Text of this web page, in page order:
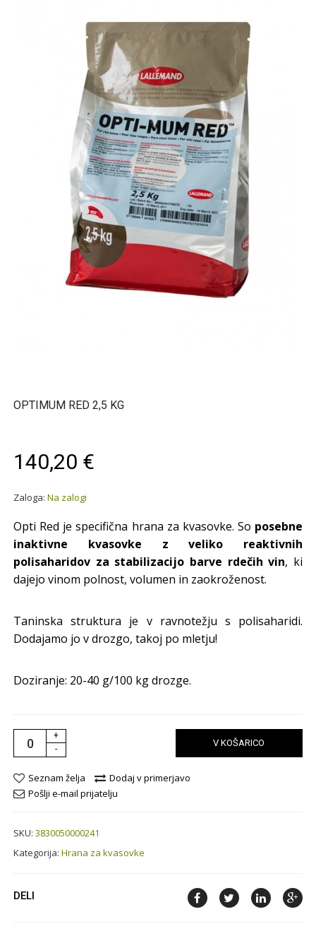
OPTIMUM RED 2,5 KG
140,20 €
Zaloga:Na zalogi
Opti Red je specifična hrana za kvasovke. So posebne
inaktivne kvasovke z veliko reaktivnih
polisaharidov za stabilizacijo barve rdečih vin, ki
dajejo vinom polnost, volumen in zaokroženost.
Taninska struktura je v ravnotežju s polisaharidi.
Dodajamo jo v drozgo, takoj po mletju!
Doziranje: 20-40 g/100 kg drozge.
+
-
V KOŠARICO
Seznam želja
Dodaj v primerjavo
Pošlji e-mail prijatelju
SKU:3830050000241
Kategorija:Hrana za kvasovke
DELI